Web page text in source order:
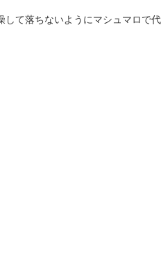
て落ちないようにマシュマロで